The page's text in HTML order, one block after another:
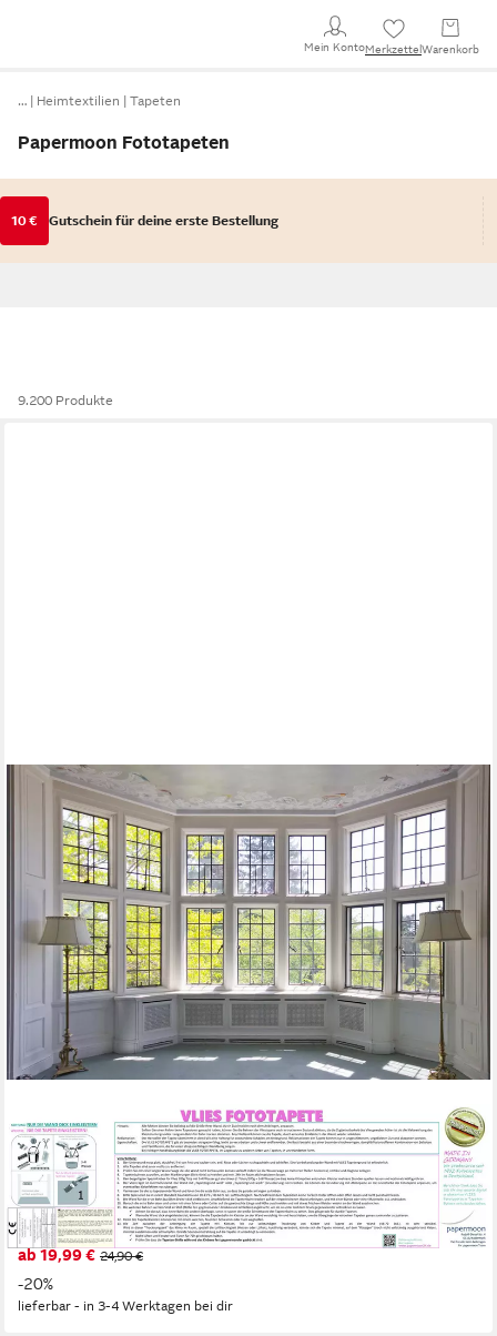
Mein KontoMerkzettel Warenkorb
… Heimtextilien Tapeten
Papermoon Fototapeten
10 € Gutschein für deine erste Bestellung
9.200 Produkte
PAPERMOON
Fototapete VLIES-Tapete Premium "Altes Haus", Kleister
KOSTENLOS, reduziert, 3D-Effekt, restlos trocken abziehbar,
(5532), Wandtapete Bild Dekoration Wand-Dekor Motiv Tapete
Poster
ab 19,99 € 24,90 €
-20%
lieferbar - in 3-4 Werktagen bei dir